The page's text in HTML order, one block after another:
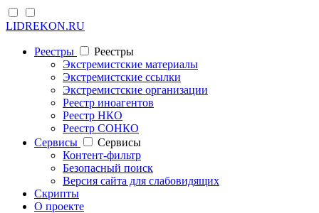
LIDREKON.RU
Реестры
Реестры
Экстремистские материалы
Экстремистские ссылки
Экстремистские организации
Реестр иноагентов
Реестр НКО
Реестр СОНКО
Cервисы
Cервисы
Контент-фильтр
Безопасный поиск
Версия сайта для слабовидящих
Скрипты
О проекте